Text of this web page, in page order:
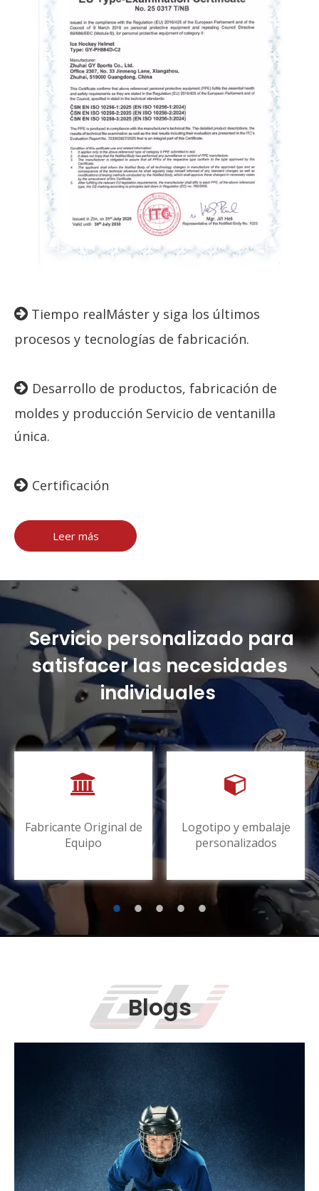
 Tiempo realMáster y siga los últimos
procesos y tecnologías de fabricación.
 Desarrollo de productos, fabricación de
moldes y producción Servicio de ventanilla
única.
 Certificación
Leer más
Servicio personalizado para
satisfacer las necesidades
individuales
Fabricante Original de
Equipo
Logotipo y embalaje
personalizados
Blogs